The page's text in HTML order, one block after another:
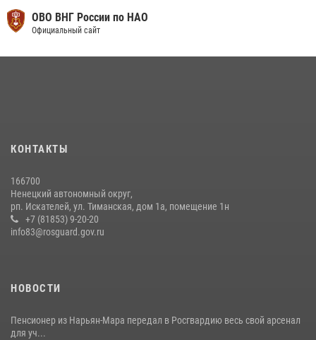
ОВО ВНГ России по НАО
Официальный сайт
КОНТАКТЫ
166700
Ненецкий автономный округ,
рп. Искателей, ул. Тиманская, дом 1а, помещение 1н
+7 (81853) 9-20-20
info83@rosguard.gov.ru
НОВОСТИ
Пенсионер из Нарьян-Мара передал в Росгвардию весь свой арсенал
для уч...